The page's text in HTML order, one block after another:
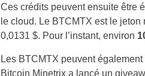
Ces crédits peuvent ensuite être
le cloud. Le BTCMTX est le
0,0131 $. Pour l’instant, environ
Les BTCMTX peuvent
Bitcoin Minetrix a lancé un